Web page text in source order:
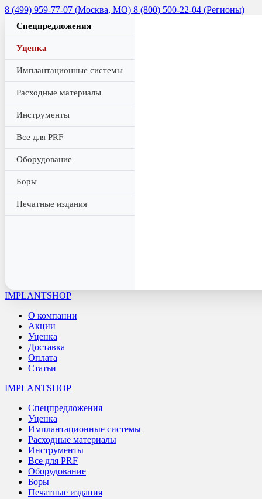
8 (499) 959-77-07 (Москва, МО) 8 (800) 500-22-04 (Регионы)
Спецпредложения
Уценка
Имплантационные системы
Расходные материалы
Инструменты
Все для PRF
Оборудование
Боры
Печатные издания
IMPLANTSHOP
О компании
Акции
Уценка
Доставка
Оплата
Статьи
IMPLANTSHOP
Спецпредложения
Уценка
Имплантационные системы
Расходные материалы
Инструменты
Все для PRF
Оборудование
Боры
Печатные издания